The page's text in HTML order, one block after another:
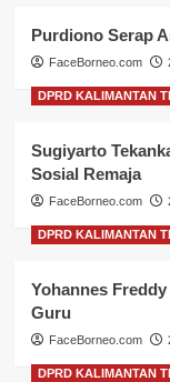
Purdiono Serap
FaceBorneo.com
DPRD KALIMANTAN
Sugiyarto
Sosial Remaja
FaceBorneo.com
DPRD KALIMANTAN
Yohannes
Guru
FaceBorneo.com
DPRD KALIMANTAN